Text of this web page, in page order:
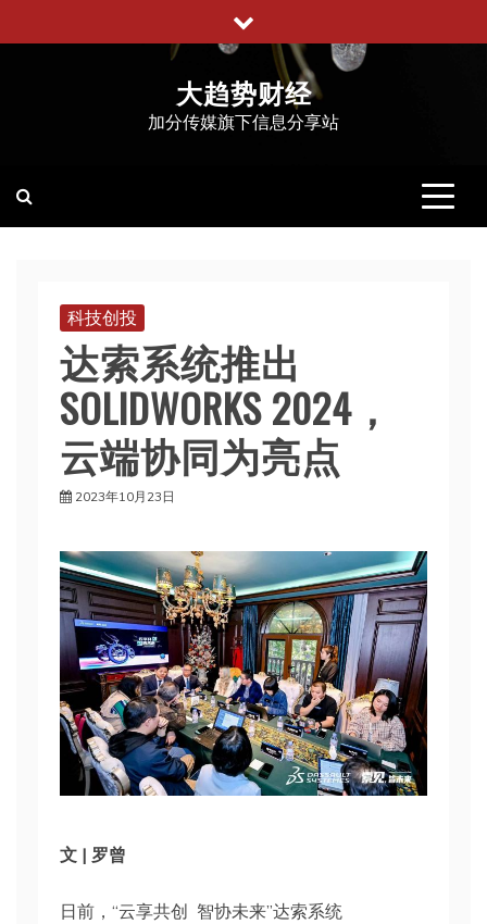
至
大趋势财经
加分传媒旗下信息分享站
科技创投
达索系统推出
SOLIDWORKS 2024，
云端协同为亮点
2023年10月23日
文 | 罗曾
日前，“云享共创 智协未来”达索系统